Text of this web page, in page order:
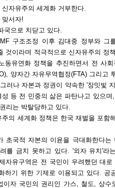
자유주의 세계화 거부한다.
맞서자!
국으로 치닫고 있다.
구조조정 이후 김대중 정부와 그
것이라며 적극적으로 신자유주의 정
동유연화 정책을 추진하면서 전 사
양자간 자유무역협정(FTA) 그리고
러나 자본과 정권이 약속한 '장밋빛
등 전 민중의 삶은 파탄나고 있으
리는 박탈당하고 있다.
주의 세계화 정책은 한국 재벌을 포함
초국적 자본의 이윤을 극대화한다
를 금치 못하고 있다. '외자 유치'라
자유구역은 전 국민이 우려했던 대
하기 위한 기제로 이용되고 있다. 공
이자 국민의 권리인 가스, 철도, 상